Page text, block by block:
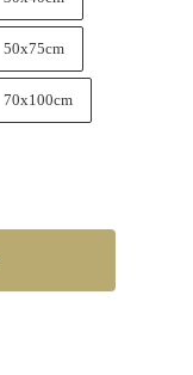
50x75cm
70x100cm